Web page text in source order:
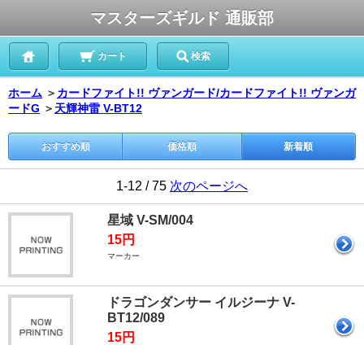
マスターズギルド 通販部
カート 検索
ホーム ＞ カードファイト!! ヴァンガード/カードファイト!! ヴァンガ
ードG ＞ 天輝神雷 V-BT12
おすすめ順 価格順 新着順
1-12 / 75 次のページへ
星域 V-SM/004
15円
マーカー
ドラゴンダンサー イルジーナ V-
BT12/089
15円